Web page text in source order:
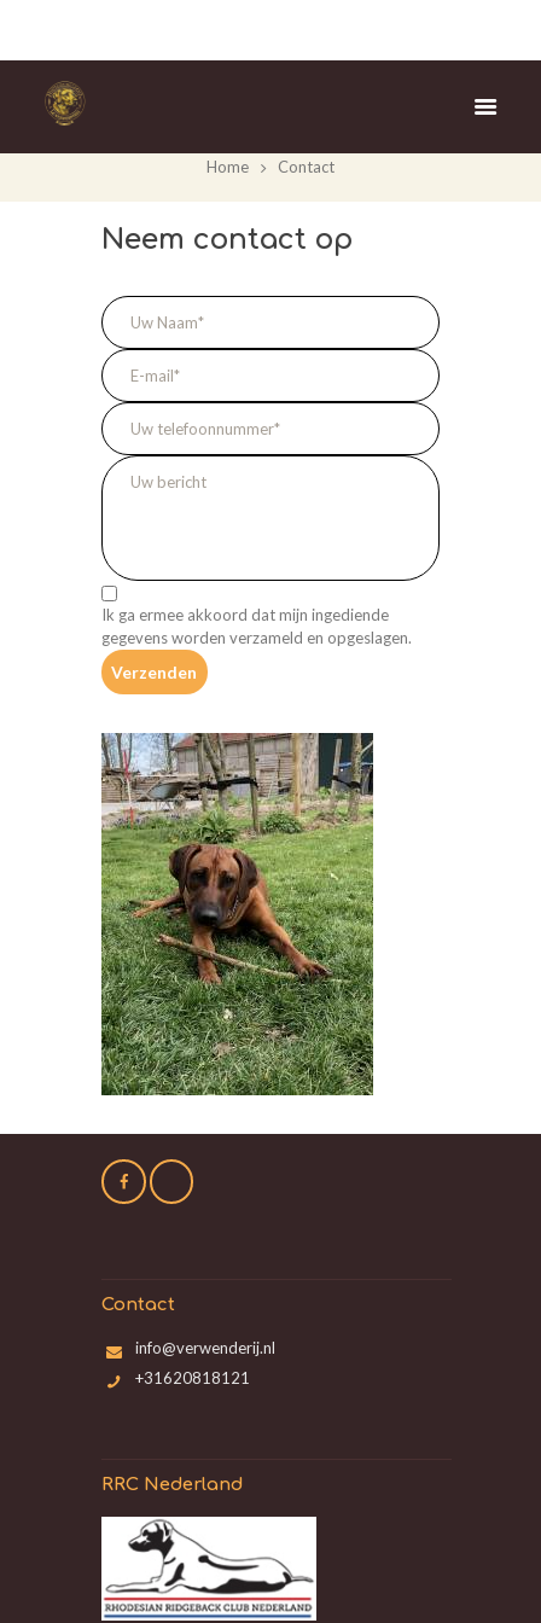
Home Contact
Neem contact op
Ik ga ermee akkoord dat mijn ingediende
gegevens worden verzameld en opgeslagen.
Contact
info@verwenderij.nl
+31620818121
RRC Nederland